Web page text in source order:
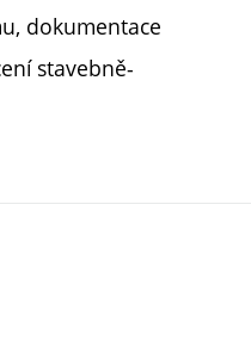
dokumentace
stavebně-